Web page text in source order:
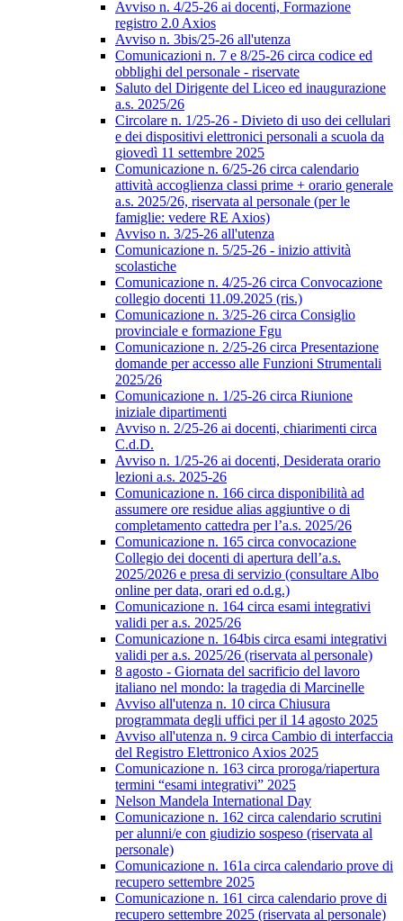
Avviso n. 4/25-26 ai docenti, Formazione
registro 2.0 Axios
Avviso n. 3bis/25-26 all'utenza
Comunicazioni n. 7 e 8/25-26 circa codice ed
obblighi del personale - riservate
Saluto del Dirigente del Liceo ed inaugurazione
a.s. 2025/26
Circolare n. 1/25-26 - Divieto di uso dei cellulari
e dei dispositivi elettronici personali a scuola da
giovedì 11 settembre 2025
Comunicazione n. 6/25-26 circa calendario
attività accoglienza classi prime + orario generale
a.s. 2025/26, riservata al personale (per le
famiglie: vedere RE Axios)
Avviso n. 3/25-26 all'utenza
Comunicazione n. 5/25-26 - inizio attività
scolastiche
Comunicazione n. 4/25-26 circa Convocazione
collegio docenti 11.09.2025 (ris.)
Comunicazione n. 3/25-26 circa Consiglio
provinciale e formazione Fgu
Comunicazione n. 2/25-26 circa Presentazione
domande per accesso alle Funzioni Strumentali
2025/26
Comunicazione n. 1/25-26 circa Riunione
iniziale dipartimenti
Avviso n. 2/25-26 ai docenti, chiarimenti circa
C.d.D.
Avviso n. 1/25-26 ai docenti, Desiderata orario
lezioni a.s. 2025-26
Comunicazione n. 166 circa disponibilità ad
assumere ore residue alias aggiuntive o di
completamento cattedra per l’a.s. 2025/26
Comunicazione n. 165 circa convocazione
Collegio dei docenti di apertura dell’a.s.
2025/2026 e presa di servizio (consultare Albo
online per data, orari ed o.d.g.)
Comunicazione n. 164 circa esami integrativi
validi per a.s. 2025/26
Comunicazione n. 164bis circa esami integrativi
validi per a.s. 2025/26 (riservata al personale)
8 agosto - Giornata del sacrificio del lavoro
italiano nel mondo: la tragedia di Marcinelle
Avviso all'utenza n. 10 circa Chiusura
programmata degli uffici per il 14 agosto 2025
Avviso all'utenza n. 9 circa Cambio di interfaccia
del Registro Elettronico Axios 2025
Comunicazione n. 163 circa proroga/riapertura
termini “esami integrativi” 2025
Nelson Mandela International Day
Comunicazione n. 162 circa calendario scrutini
per alunni/e con giudizio sospeso (riservata al
personale)
Comunicazione n. 161a circa calendario prove di
recupero settembre 2025
Comunicazione n. 161 circa calendario prove di
recupero settembre 2025 (riservata al personale)